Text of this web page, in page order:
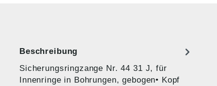
Beschreibung
Sicherungsringzange Nr. 44 31 J, für
Innenringe in Bohrungen, gebogen• Kopf